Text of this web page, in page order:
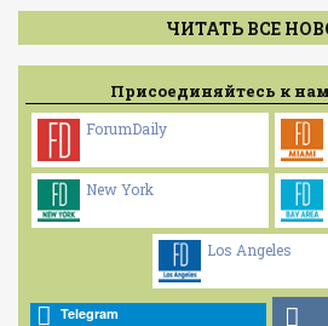
ЧИТАТЬ ВСЕ
Присоединяйтесь к
ForumDaily
New York
Los Angeles
Telegram